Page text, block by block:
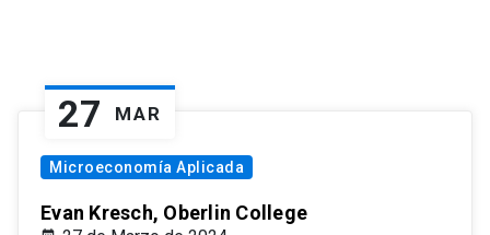
27 MAR
Microeconomía Aplicada
Evan Kresch, Oberlin College